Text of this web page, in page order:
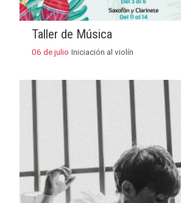
Taller de Música
06 de julio Iniciación al violín